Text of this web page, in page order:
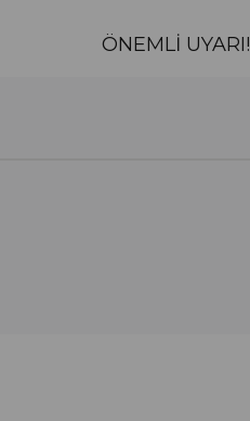
ÖNEMLİ UYARI!